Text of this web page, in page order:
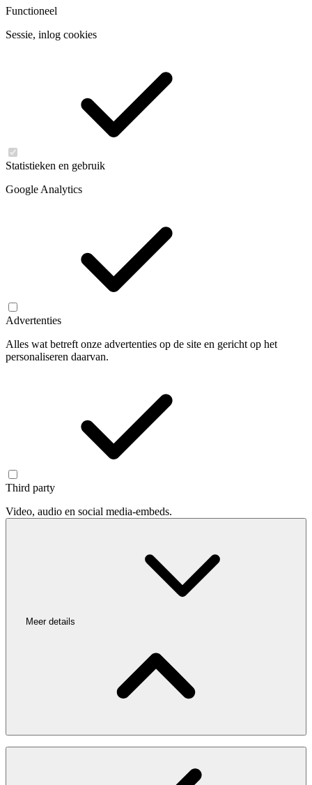
Functioneel
Sessie, inlog cookies
Statistieken en gebruik
Google Analytics
Advertenties
Alles wat betreft onze advertenties op de site en gericht op het
personaliseren daarvan.
Third party
Video, audio en social media-embeds.
Meer details